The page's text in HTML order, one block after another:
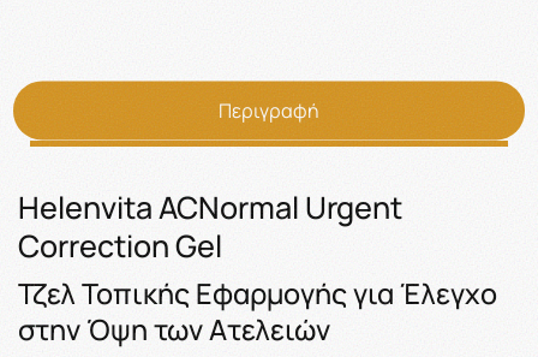
Περιγραφή
Helenvita ACNormal Urgent
Correction Gel
Τζελ Τοπικής Εφαρμογής για Έλεγχο
στην Όψη των Ατελειών